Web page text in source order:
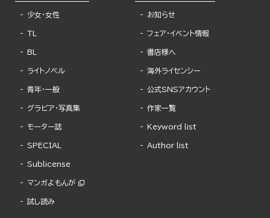
少女・女性
TL
BL
ライトノベル
青年・一般
グラビア・写真集
モーター誌
SPECIAL
Sublicense
マンガよもんが
試し読み
お知らせ
フェア・イベント情報
書店様へ
海外ライセンシー
公式SNSアカウント
作家一覧
Keyword list
Author list